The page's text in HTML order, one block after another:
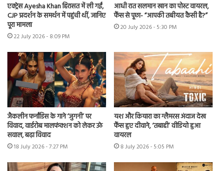
एक्ट्रेस Ayesha Khan हिरासत में ली गईं,
CJP प्रदर्शन के समर्थन में पहुंची थीं, जानिए
पूरा मामला
22 July 2026 - 8:09 PM
आधी रात सलमान खान का पोस्ट वायरल,
फैंस से पूछा- “आपकी तबीयत कैसी है?”
20 July 2026 - 5:30 PM
जैकलीन फर्नांडिस के गाने ‘जुगनी’ पर
विवाद, वार्डरोब मालफंक्शन को लेकर उठे
सवाल, बढ़ा विवाद
18 July 2026 - 7:27 PM
यश और कियारा का ग्लैमरस अंदाज देख
फैंस हुए दीवाने, ‘तबाही’ वीडियो हुआ
वायरल
8 July 2026 - 5:05 PM